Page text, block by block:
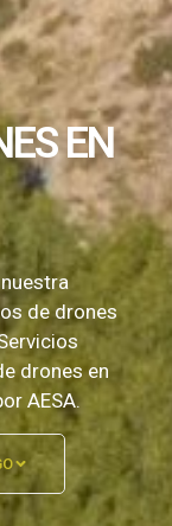
EN
de drones
drones en
AESA.